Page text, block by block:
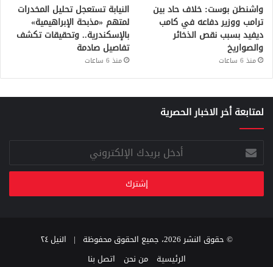
واشنطن بوست: خلاف حاد بين
ترامب ووزير دفاعه في كامب
ديفيد بسبب نقص الذخائر
والصواريخ
منذ 6 ساعات
النيابة تستعجل تحليل المخدرات
لمتهم «مذبحة الإبراهيمية»
بالإسكندرية.. وتحقيقات تكشف
تفاصيل صادمة
منذ 6 ساعات
لمتابعة أخر الاخبار الحصرية
أدخل
بريدك
الإلكتروني
© حقوق النشر 2026، جميع الحقوق محفوظة |
النيل ٢٤
الرئيسية
من نحن اتصل بنا